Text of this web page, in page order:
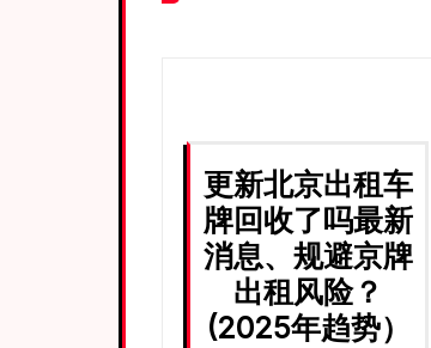
章
更新北京出租车
牌回收了吗最新
消息、规避京牌
出租风险？
(2025年趋势）